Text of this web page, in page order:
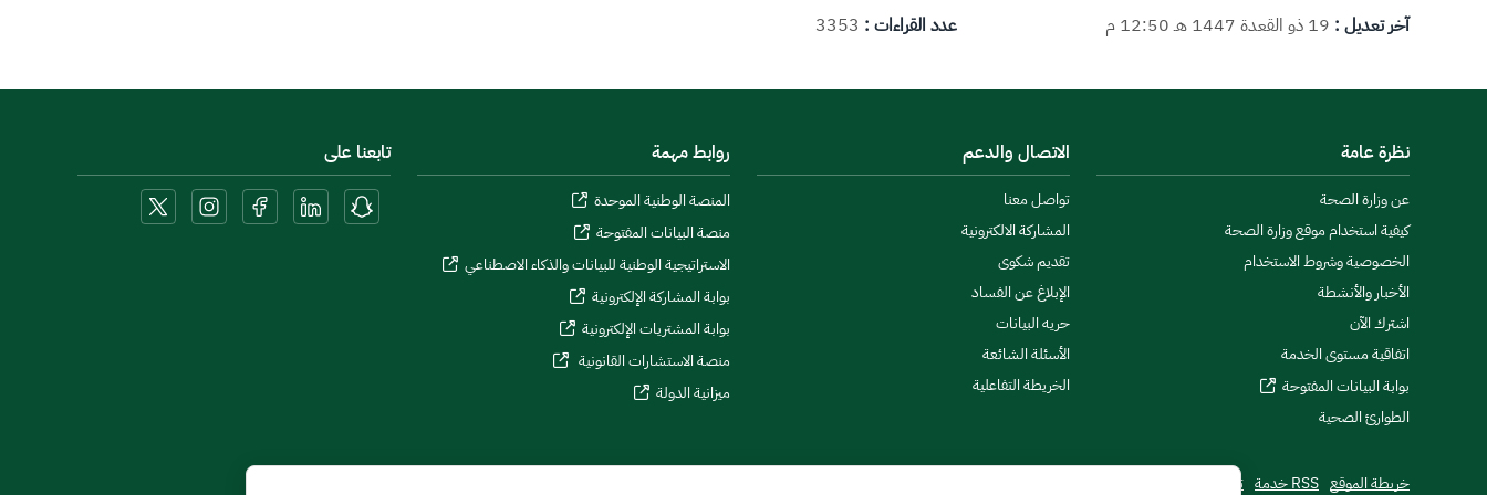
آخر تعديل : 19 ذو القعدة 1447 هـ 12:50 م عدد القراءات : 3353
نظرة عامة
عن وزارة الصحة
كيفية استخدام موقع وزارة الصحة
الخصوصية وشروط الاستخدام
الأخبار والأنشطة
اشترك الآن
اتفاقية مستوى الخدمة
بوابة البيانات المفتوحة
الطوارئ الصحية
الاتصال والدعم
تواصل معنا
المشاركة الالكترونية
تقديم شكوى
الإبلاغ عن الفساد
حريه البيانات
الأسئلة الشائعة
الخريطة التفاعلية
روابط مهمة
المنصة الوطنية الموحدة
منصة البيانات المفتوحة
الاستراتيجية الوطنية للبيانات والذكاء الاصطناعي
بوابة المشاركة الإلكترونية
بوابة المشتريات الإلكترونية
منصة الاستشارات القانونية
ميزانية الدولة
تابعنا على
خريطة الموقع RSS خدمة تطبيقات الجوال